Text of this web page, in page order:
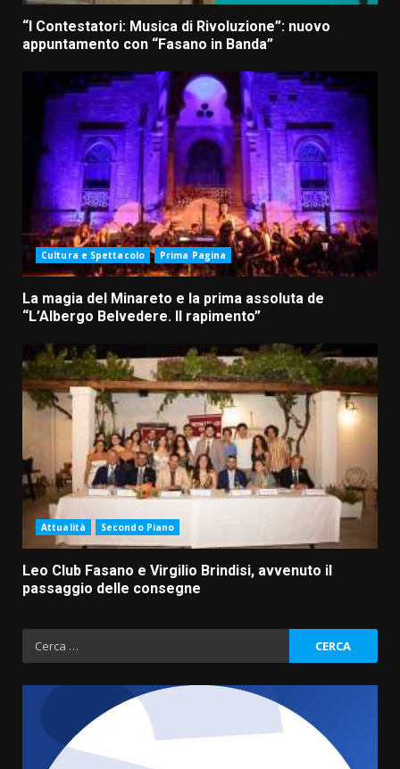
“I Contestatori: Musica di Rivoluzione”: nuovo
appuntamento con “Fasano in Banda”
Cultura e Spettacolo Prima Pagina
La magia del Minareto e la prima assoluta de
“L’Albergo Belvedere. Il rapimento”
Attualità Secondo Piano
Leo Club Fasano e Virgilio Brindisi, avvenuto il
passaggio delle consegne
Ricerca
per: